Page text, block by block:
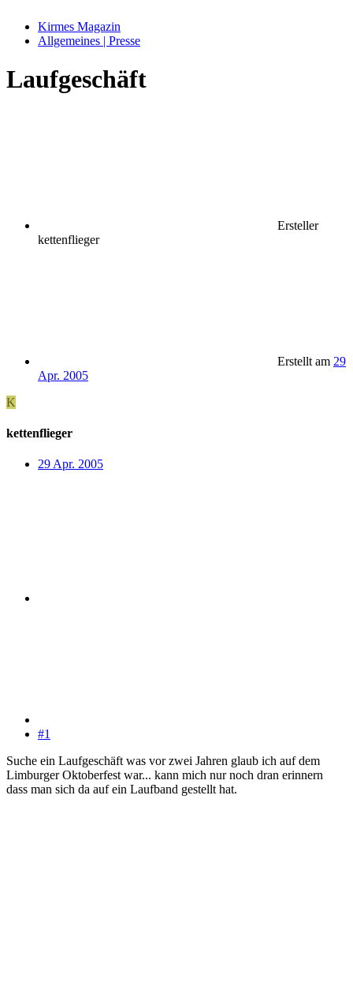
Kirmes Magazin
Allgemeines | Presse
Laufgeschäft
Ersteller
kettenflieger
Erstellt am 29
Apr. 2005
K
kettenflieger
29 Apr. 2005
#1
Suche ein Laufgeschäft was vor zwei Jahren glaub ich auf dem
Limburger Oktoberfest war... kann mich nur noch dran erinnern
dass man sich da auf ein Laufband gestellt hat.